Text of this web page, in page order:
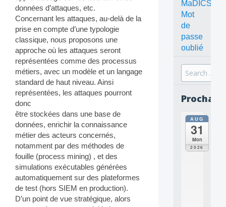
données d’attaques, etc.
Concernant les attaques, au-delà de la
prise en compte d’une typologie
classique, nous proposons une
approche où les attaques seront
représentées comme des processus
métiers, avec un modèle et un langage
standard de haut niveau. Ainsi
représentées, les attaques pourront
donc
être stockées dans une base de
données, enrichir la connaissance
métier des acteurs concernés,
notamment par des méthodes de
fouille (process mining) , et des
simulations exécutables générées
automatiquement sur des plateformes
de test (hors SIEM en production).
D’un point de vue stratégique, alors
MaDICS
Mot
de
passe
oublié
Search
for:
AUG
31
Mon
2026